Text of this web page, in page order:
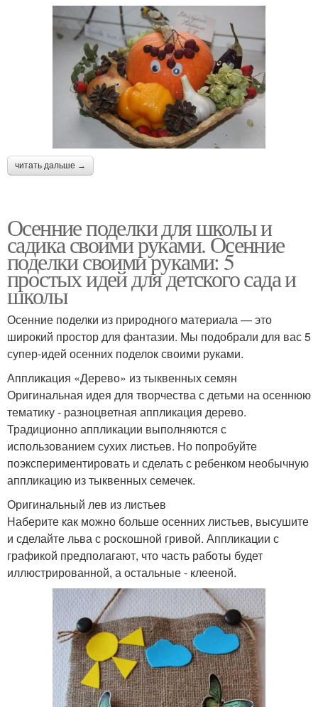
тему
праздники
Поделки на зимние
праздники
Руки в детский сад
Поделка из природного
материала
Зимние поделки Зимняя поделка
Варежки в детский сад
Темы для поделок
Рождественские
поделки
Поделки на тематику Сад на улицу
Поделки на новый год Сад из бумаги
Поделки из шишек Поделки из бумаги
Поделки на осеннюю
тематику
Поделки из природного
материала
читать дальше →
Осенние поделки для школы и
садика своими руками. Осенние
поделки своими руками: 5
простых идей для детского сада и
школы
Осенние поделки из природного материала — это
широкий простор для фантазии. Мы подобрали для вас 5
супер-идей осенних поделок своими руками.
Аппликация «Дерево» из тыквенных семян
Оригинальная идея для творчества с детьми на осеннюю
тематику - разноцветная аппликация дерево.
Традиционно аппликации выполняются с
использованием сухих листьев. Но попробуйте
поэкспериментировать и сделать с ребенком необычную
аппликацию из тыквенных семечек.
Оригинальный лев из листьев
Наберите как можно больше осенних листьев, высушите
и сделайте льва с роскошной гривой. Аппликации с
графикой предполагают, что часть работы будет
иллюстрированной, а остальные - клееной.